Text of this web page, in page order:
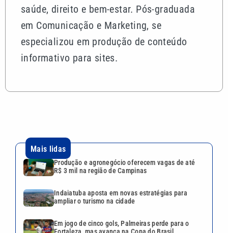
saúde, direito e bem-estar. Pós-graduada
em Comunicação e Marketing, se
especializou em produção de conteúdo
informativo para sites.
Mais lidas
Produção e agronegócio oferecem vagas de até
R$ 3 mil na região de Campinas
Indaiatuba aposta em novas estratégias para
ampliar o turismo na cidade
Em jogo de cinco gols, Palmeiras perde para o
Fortaleza, mas avança na Copa do Brasil